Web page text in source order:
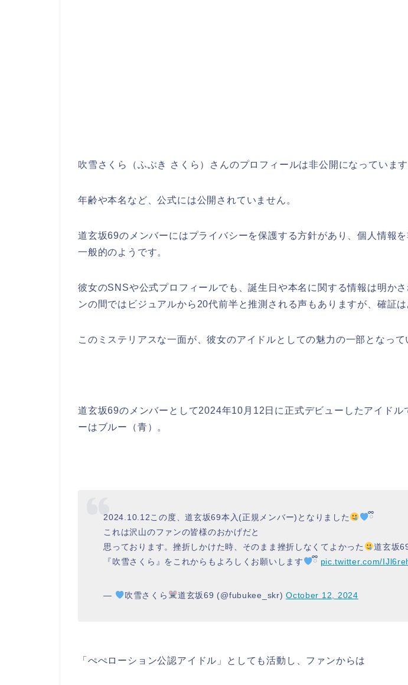
吹雪さくら（ふぶき さくら）さんのプロフィールは非公開になっています
年齢や本名など、公式には公開されていません。
道玄坂69のメンバーにはプライバシーを保護する方針があり、個人情報
一般的のようです。
彼女のSNSや公式プロフィールでも、誕生日や本名に関する情報は明か
ンの間ではビジュアルから20代前半と推測される声もありますが、確証は
このミステリアスな一面が、彼女のアイドルとしての魅力の一部となって
道玄坂69のメンバーとして2024年10月12日に正式デビューしたアイドル
ーはブルー（青）。
2024.10.12この度、道玄坂69本入(正規メンバー)となりました
ྀི
これは沢山のファンの皆様のおかげだと
思っております。挫折しかけた時、そのまま挫折しなくてよかった
道玄坂
『吹雪さくら』をこれからもよろしくお願いします
ྀི pic.twitter.com/
— 吹雪さくら 道玄坂69 (@fubukee_skr)October 12, 2024
「ぺぺローション公認アイドル」としても活動し、ファンからは